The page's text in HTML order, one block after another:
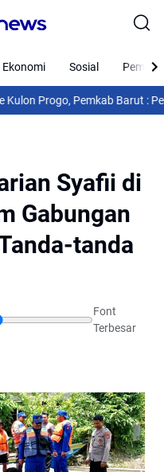
Ekonomi Sosial
Progo, Pemkab Barut :
Syafii di
Gabungan
tanda
Font
Terbesar